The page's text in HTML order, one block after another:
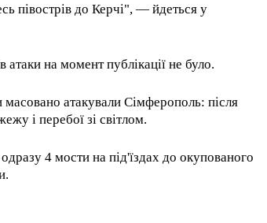
півострів до Керчі", — йдеться у
атаки на момент публікації не було.
атакували Сімферополь: після
і перебої зі світлом.
4 мости на під'їздах до окупованого